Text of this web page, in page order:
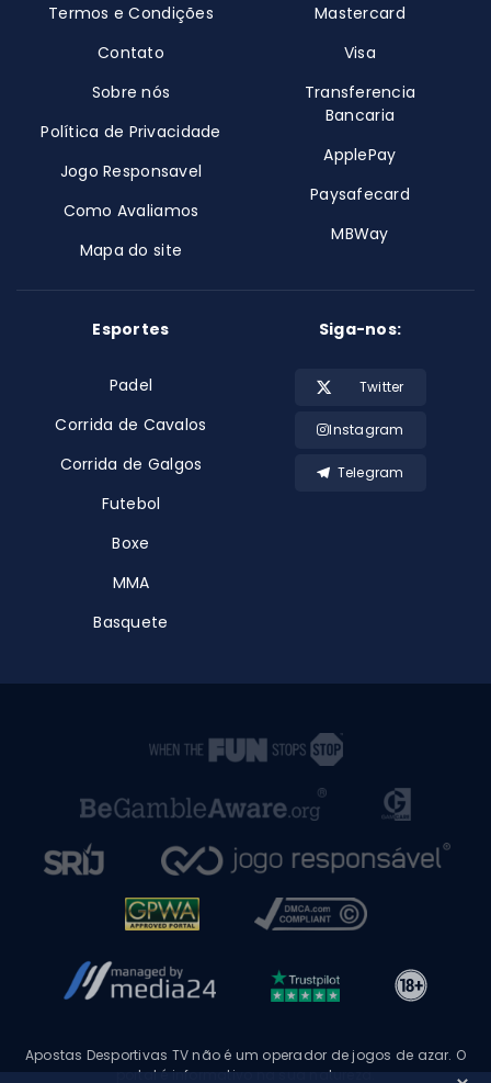
Termos e Condições
Contato
Sobre nós
Política de Privacidade
Jogo Responsavel
Como Avaliamos
Mapa do site
Mastercard
Visa
Transferencia
Bancaria
ApplePay
Paysafecard
MBWay
Esportes
Padel
Corrida de Cavalos
Corrida de Galgos
Futebol
Boxe
MMA
Basquete
Siga-nos:
Twitter
Instagram
Telegram
Apostas Desportivas TV não é um operador de jogos de azar. O
portal é informativo na sua natureza.